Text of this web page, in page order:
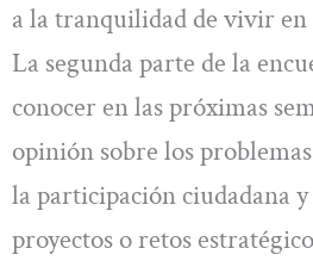
a la tranquilidad de vivir en
La segunda parte de la
conocer en las próximas
opinión sobre los
la participación ciudadana
proyectos o retos